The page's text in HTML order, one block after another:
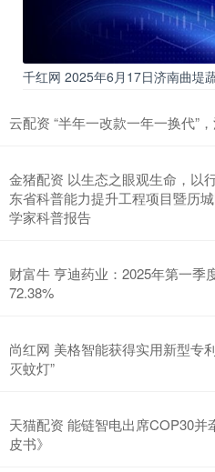
千红网 2025年6月17日济南曲堤
云配资 “半年一改款一年一换代”
金猪配资 以生态之眼观生命，
东省科普能力提升工程项目暨历
学家科普报告
财富牛 亨迪药业：2025年第一季
72.38%
尚红网 美格智能获得实用新型专
灭蚊灯”
天猫配资 能链智电出席COP30并
皮书》